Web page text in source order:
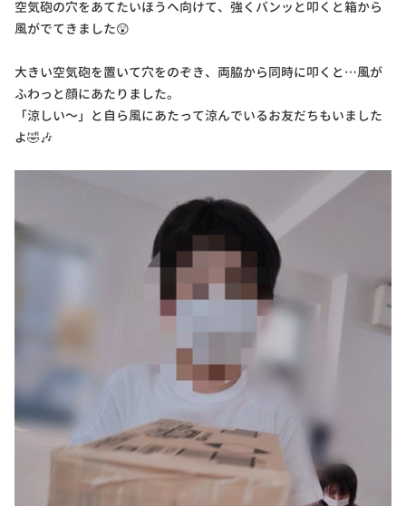
空気砲の穴をあてたいほうへ向けて、強くバンッと叩くと箱から
風がでてきました😲
大きい空気砲を置いて穴をのぞき、両脇から同時に叩くと…風が
ふわっと顔にあたりました。
「涼しい～」と自ら風にあたって涼んでいるお友だちもいました
よ🤣🎶